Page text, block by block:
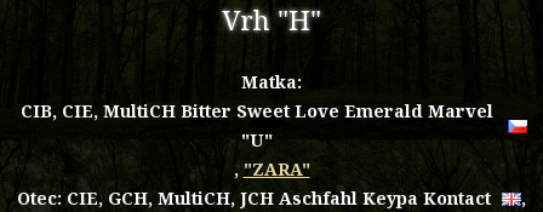
Vrh "H"
Matka:
CIB, CIE, MultiCH Bitter Sweet Love Emerald Marvel
"U"
, "ZARA"
Otec:CIE, GCH, MultiCH, JCH Aschfahl Keypa Kontact
,